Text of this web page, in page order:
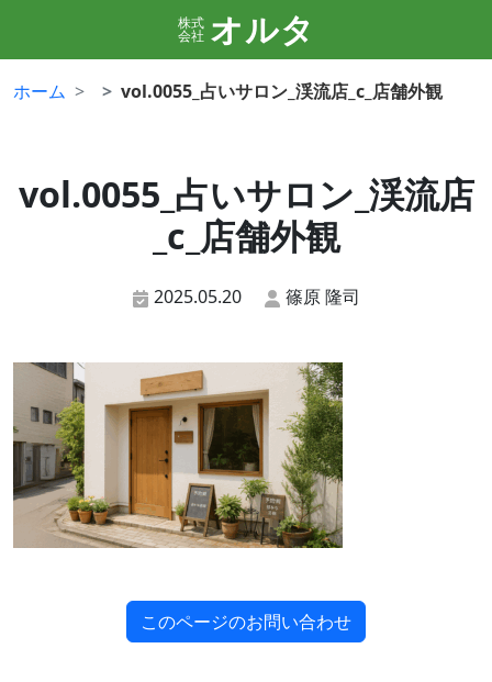
株式
会社 オルタ
ホーム vol.0055_占いサロン_渓流店_c_店舗外観
vol.0055_占いサロン_渓流店
_c_店舗外観
2025.05.20 篠原 隆司
このページのお問い合わせ